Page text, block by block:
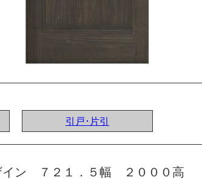
引戸･片引
ン ７２１．５幅 ２０００高